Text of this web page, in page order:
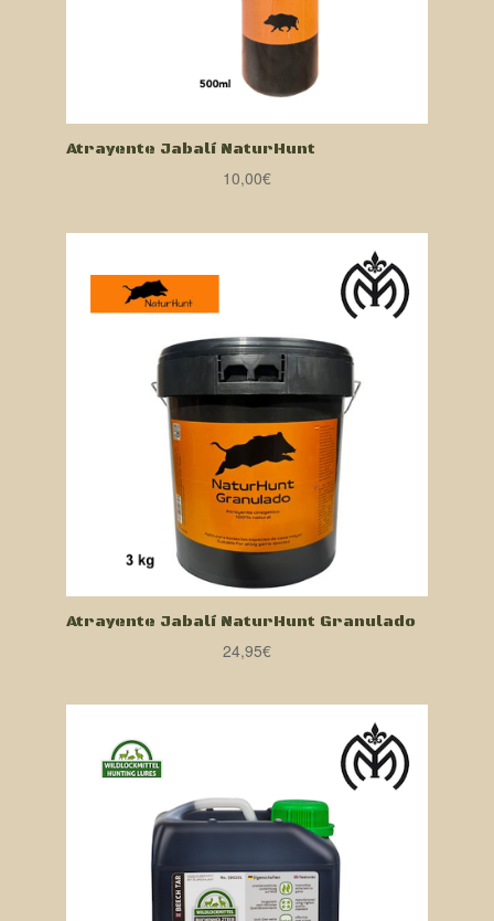
Atrayente Jabalí NaturHunt
10,00€
Atrayente Jabalí NaturHunt Granulado
24,95€